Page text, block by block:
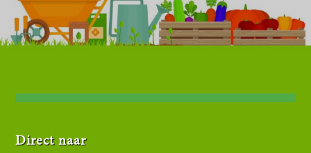
Direct naar